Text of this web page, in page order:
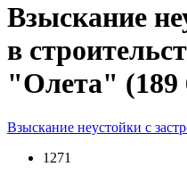
Взыскание
в
"Олета" (189
Взыскание неустойки с
1271